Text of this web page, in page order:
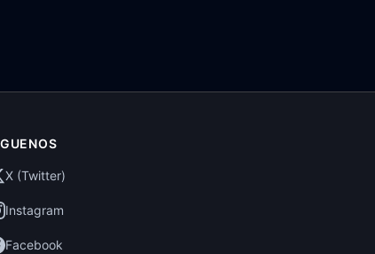
X (Twitter)
Instagram
Facebook